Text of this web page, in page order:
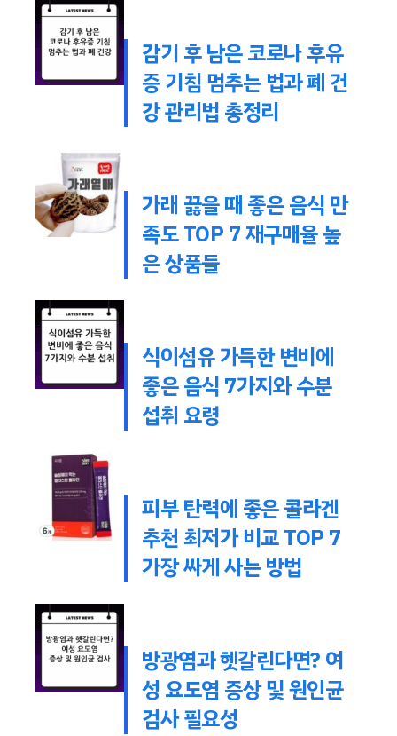
감기 후 남은 코로나 후유
증 기침 멈추는 법과 폐 건
강 관리법 총정리
가래 끓을 때 좋은 음식 만
족도 TOP 7 재구매율 높
은 상품들
식이섬유 가득한 변비에
좋은 음식 7가지와 수분
섭취 요령
피부 탄력에 좋은 콜라겐
추천 최저가 비교 TOP 7
가장 싸게 사는 방법
방광염과 헷갈린다면? 여
성 요도염 증상 및 원인균
검사 필요성